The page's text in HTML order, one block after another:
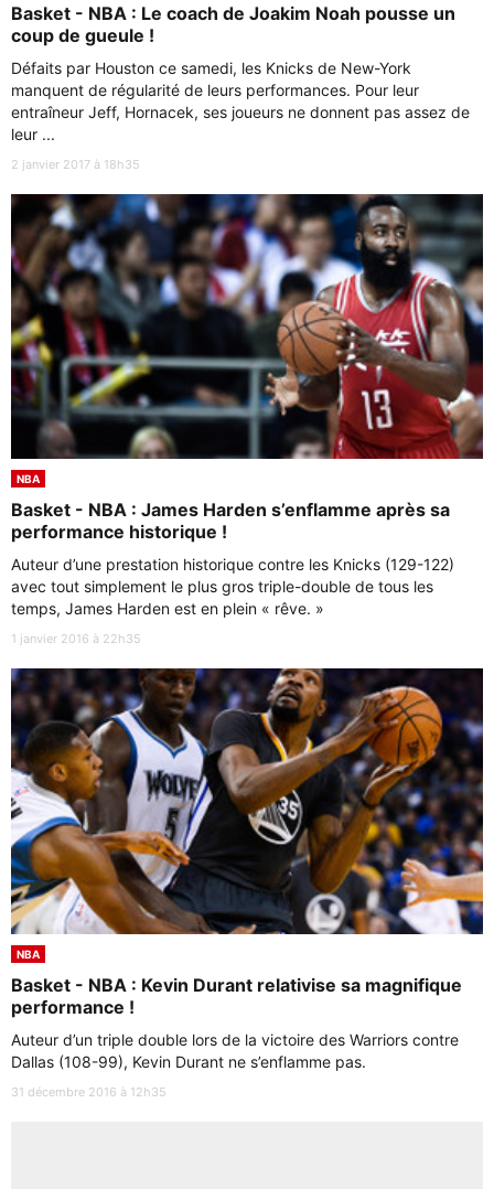
Basket - NBA : Le coach de Joakim Noah pousse un
coup de gueule !
Défaits par Houston ce samedi, les Knicks de New-York
manquent de régularité de leurs performances. Pour leur
entraîneur Jeff, Hornacek, ses joueurs ne donnent pas assez de
leur ...
2 janvier 2017 à 18h35
NBA
Basket - NBA : James Harden s’enflamme après sa
performance historique !
Auteur d’une prestation historique contre les Knicks (129-122)
avec tout simplement le plus gros triple-double de tous les
temps, James Harden est en plein « rêve. »
1 janvier 2016 à 22h35
NBA
Basket - NBA : Kevin Durant relativise sa magnifique
performance !
Auteur d’un triple double lors de la victoire des Warriors contre
Dallas (108-99), Kevin Durant ne s’enflamme pas.
31 décembre 2016 à 12h35